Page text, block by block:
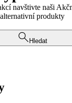
navštivte naši
alternativní produkty
Hledat